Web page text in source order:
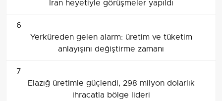
İran heyetiyle görüşmeler yapıldı
6
Yerküreden gelen alarm: üretim ve tüketim
anlayışını değiştirme zamanı
7
Elazığ üretimle güçlendi, 298 milyon dolarlık
ihracatla bölge lideri